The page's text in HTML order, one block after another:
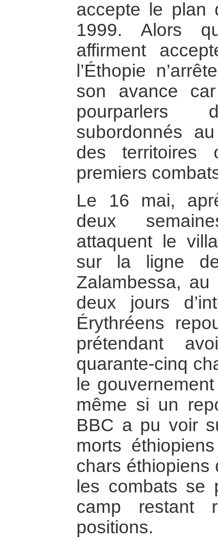
accepte le plan
1999. Alors
affirment
l’Éthopie
son avance
subordonnés
des territoires
premiers
Le 16 mai,
deux
attaquent le
sur la ligne
Zalambessa, au
deux jours
Érythréens
prétendant
quarante-cinq
le
même si un
BBC a pu voir
morts
chars éthiopiens
les combats se
camp restant
positions.